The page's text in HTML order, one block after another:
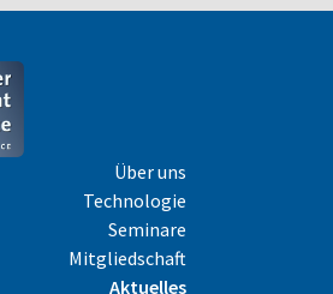
Über uns
Technologie
Seminare
Mitgliedschaft
Aktuelles